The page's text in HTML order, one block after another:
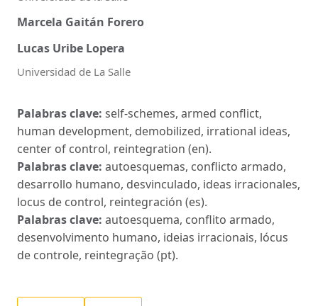
Marcela Gaitán Forero
Lucas Uribe Lopera
Universidad de La Salle
Palabras clave: self-schemes, armed conflict,
human development, demobilized, irrational ideas,
center of control, reintegration (en).
Palabras clave: autoesquemas, conflicto armado,
desarrollo humano, desvinculado, ideas irracionales,
locus de control, reintegración (es).
Palabras clave: autoesquema, conflito armado,
desenvolvimento humano, ideias irracionais, lócus
de controle, reintegração (pt).